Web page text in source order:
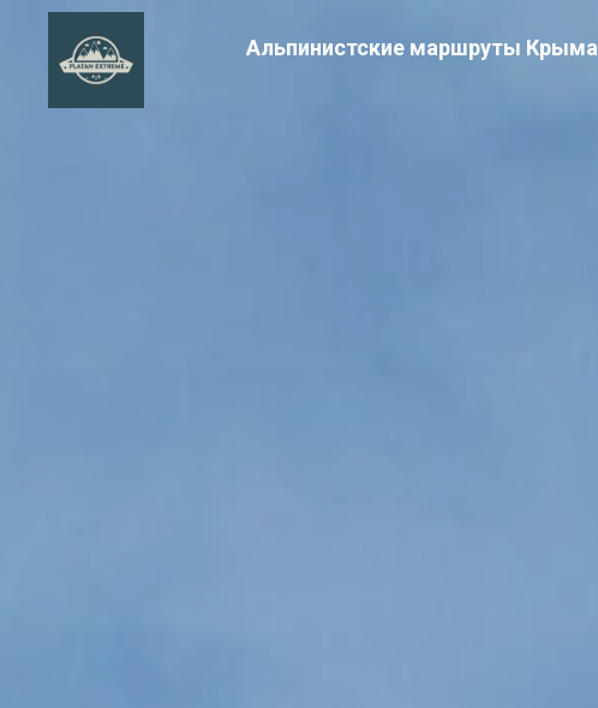
Альпинистские маршруты Крыма